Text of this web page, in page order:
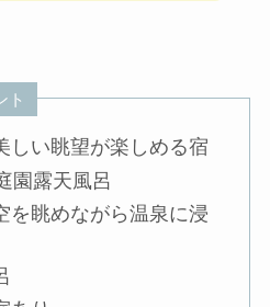
ト
しい眺望が楽しめる宿
園露天風呂
を眺めながら温泉に浸